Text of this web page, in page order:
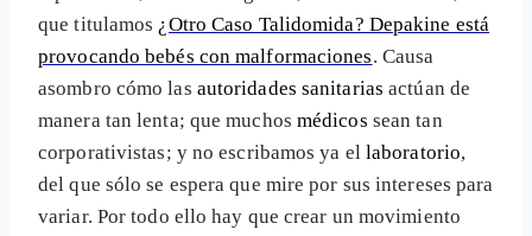
que titulamos ¿Otro Caso Talidomida? Depakine está
provocando bebés con malformaciones. Causa
asombro cómo las autoridades sanitarias actúan de
manera tan lenta; que muchos médicos sean tan
corporativistas; y no escribamos ya el laboratorio,
del que sólo se espera que mire por sus intereses para
variar. Por todo ello hay que crear un movimiento